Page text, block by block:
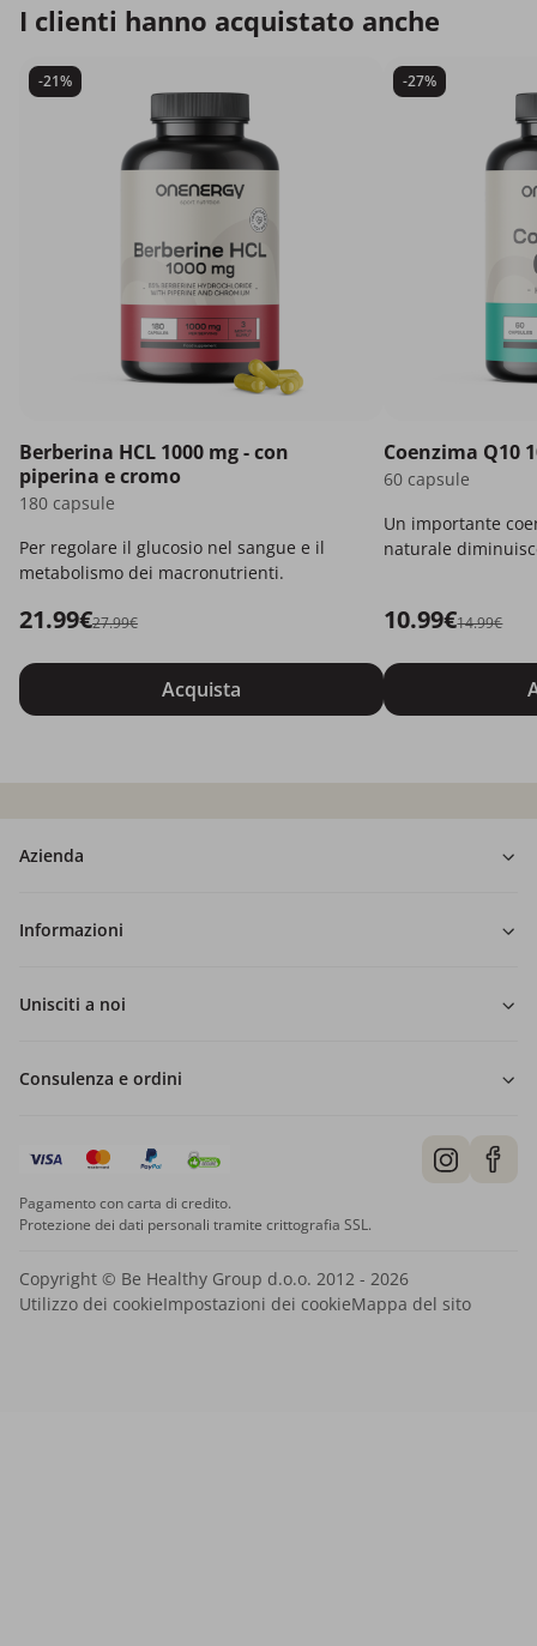
I clienti hanno acquistato anche
-21%
Berberina HCL 1000 mg - con
piperina e cromo
180 capsule
Per regolare il glucosio nel sangue e il
metabolismo dei macronutrienti.
21.99€27.99€
Acquista
-27%
Coenzima Q10
60 capsule
Un importante
naturale
10.99€14.99€
Azienda
Informazioni
Unisciti a noi
Consulenza e ordini
Pagamento con carta di credito.
Protezione dei dati personali tramite crittografia SSL.
Copyright © Be Healthy Group d.o.o. 2012 - 2026
Utilizzo dei cookieImpostazioni dei cookieMappa del sito